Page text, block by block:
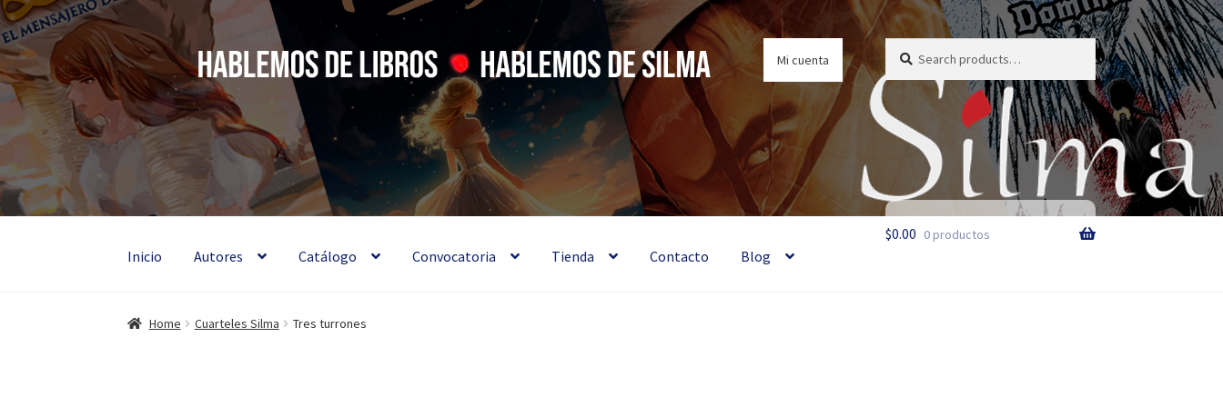
Ir
a
la
navegación
Ir
al
contenido
Silma
Hablemos de libros ♦ Hablemos de Silma
Mi cuenta
Search
for:
Search
Inicio Autores Catálogo Convocatoria Tienda Contacto Blog
$0.00 0 productos
Home Cuarteles Silma Tres turrones